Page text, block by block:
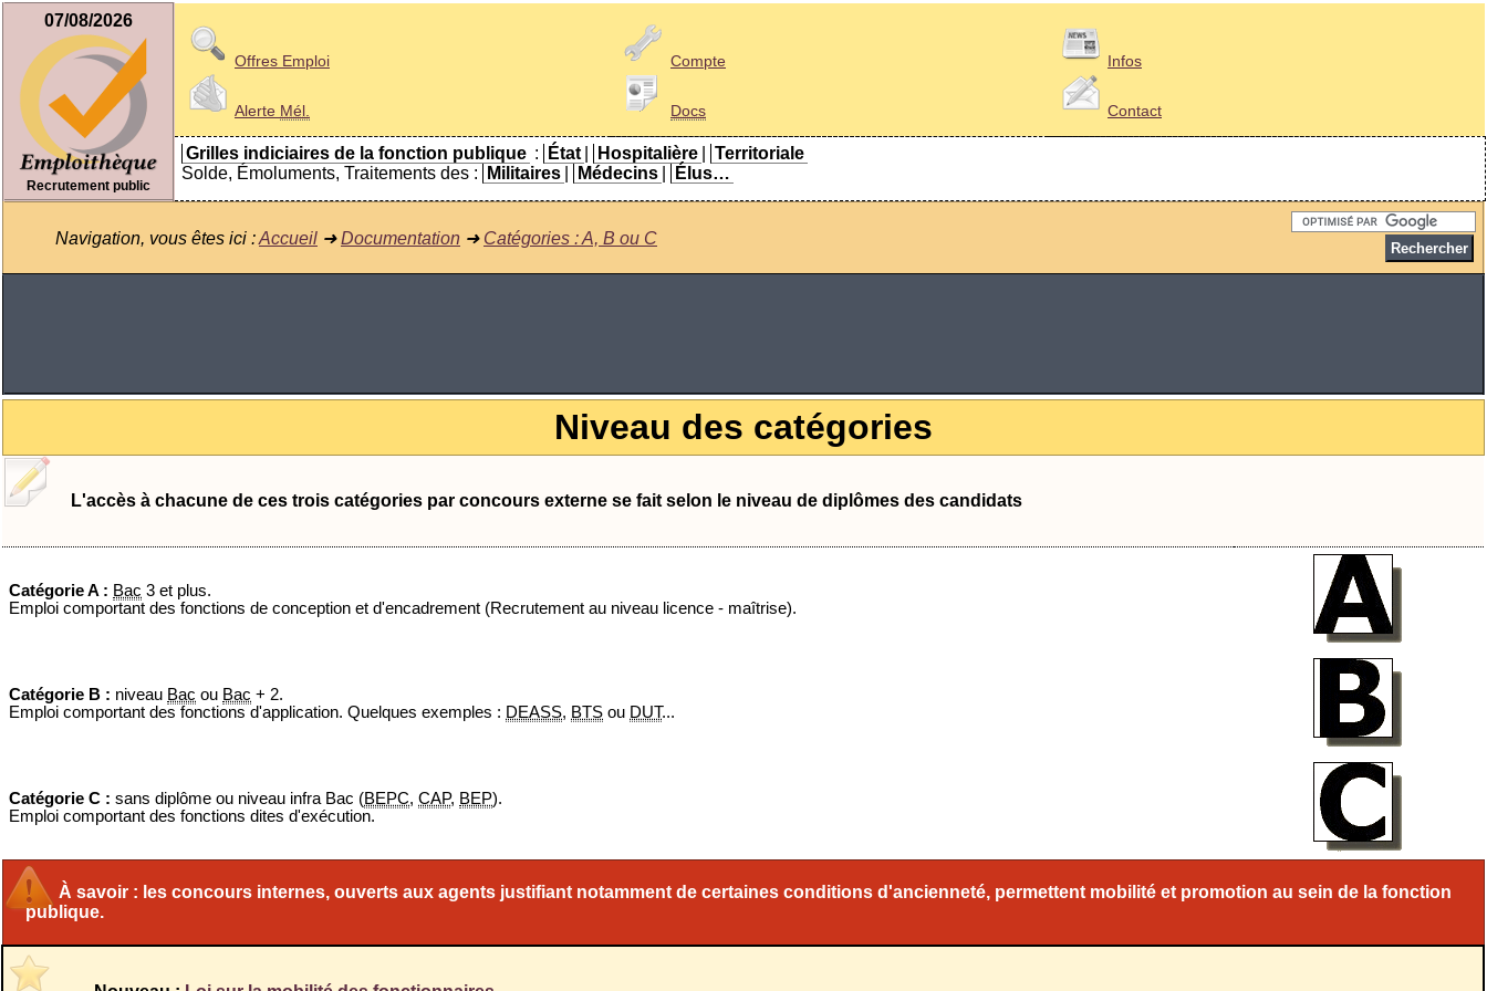
07/08/2026
Recrutement public
Offres Emploi
Alerte Mél.
Compte
Docs
Infos
Contact
Grilles indiciaires de la fonction publique : État Hospitalière
Territoriale
Solde, Émoluments, Traitements des :
Militaires Médecins Élus…
Navigation, vous êtes ici :Accueil ➜Documentation ➜ Catégories : A, B ou C
Niveau des catégories
L'accès à chacune de ces trois catégories par concours externe se fait selon le niveau de diplômes des candidats
Catégorie A : Bac 3 et plus.
Emploi comportant des fonctions de conception et d'encadrement (Recrutement au niveau licence - maîtrise).
Catégorie B : niveau Bac ou Bac + 2.
Emploi comportant des fonctions d'application. Quelques exemples : DEASS, BTS ou DUT...
Catégorie C : sans diplôme ou niveau infra Bac (BEPC, CAP, BEP).
Emploi comportant des fonctions dites d'exécution.
À savoir : les concours internes, ouverts aux agents justifiant notamment de certaines conditions d'ancienneté, permettent mobilité et promotion au sein de la fonction
publique.